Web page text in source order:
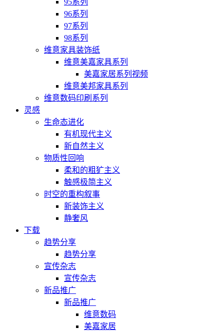
95系列
96系列
97系列
98系列
维意家具装饰纸
维意美嘉家具系列
美嘉家居系列视频
维意美邦家具系列
维意数码印刷系列
灵感
生命态进化
有机现代主义
新自然主义
物质性回响
柔和的粗犷主义
触感极简主义
时空的重构叙事
新装饰主义
静奢风
下载
趋势分享
趋势分享
宣传杂志
宣传杂志
新品推广
新品推广
维意数码
美嘉家居